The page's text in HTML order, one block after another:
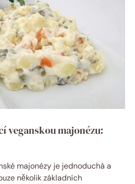
veganskou majonézu:
majonézy je jednoduchá a
několik základních